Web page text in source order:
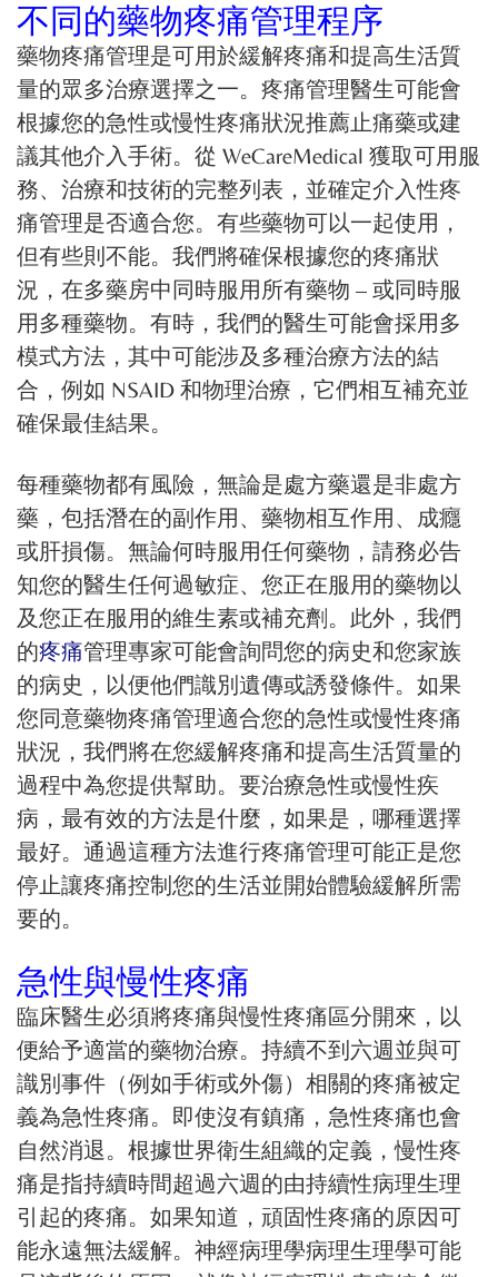
不同的藥物疼痛管理程序
藥物疼痛管理是可用於緩解疼痛和提高生活質
量的眾多治療選擇之一。疼痛管理醫生可能會
根據您的急性或慢性疼痛狀況推薦止痛藥或建
議其他介入手術。從 WeCareMedical 獲取可用服
務、治療和技術的完整列表，並確定介入性疼
痛管理是否適合您。有些藥物可以一起使用，
但有些則不能。我們將確保根據您的疼痛狀
況，在多藥房中同時服用所有藥物 – 或同時服
用多種藥物。有時，我們的醫生可能會採用多
模式方法，其中可能涉及多種治療方法的結
合，例如 NSAID 和物理治療，它們相互補充並
確保最佳結果。
每種藥物都有風險，無論是處方藥還是非處方
藥，包括潛在的副作用、藥物相互作用、成癮
或肝損傷。無論何時服用任何藥物，請務必告
知您的醫生任何過敏症、您正在服用的藥物以
及您正在服用的維生素或補充劑。此外，我們
的疼痛管理專家可能會詢問您的病史和您家族
的病史，以便他們識別遺傳或誘發條件。如果
您同意藥物疼痛管理適合您的急性或慢性疼痛
狀況，我們將在您緩解疼痛和提高生活質量的
過程中為您提供幫助。要治療急性或慢性疾
病，最有效的方法是什麼，如果是，哪種選擇
最好。通過這種方法進行疼痛管理可能正是您
停止讓疼痛控制您的生活並開始體驗緩解所需
要的。
急性與慢性疼痛
臨床醫生必須將疼痛與慢性疼痛區分開來，以
便給予適當的藥物治療。持續不到六週並與可
識別事件（例如手術或外傷）相關的疼痛被定
義為急性疼痛。即使沒有鎮痛，急性疼痛也會
自然消退。根據世界衛生組織的定義，慢性疼
痛是指持續時間超過六週的由持續性病理生理
引起的疼痛。如果知道，頑固性疼痛的原因可
能永遠無法緩解。神經病理學病理生理學可能